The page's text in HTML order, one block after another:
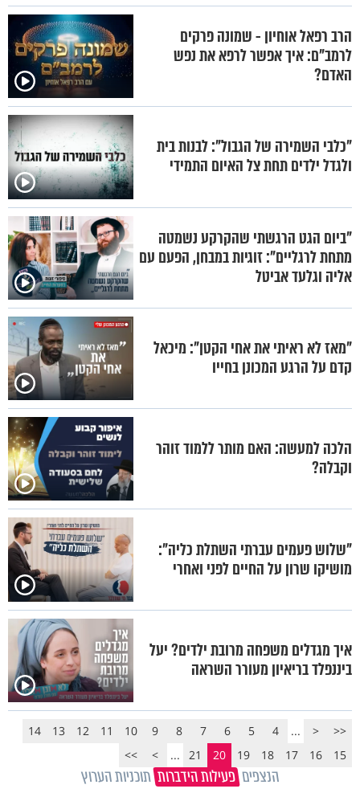
הרב רפאל אוחיון - שמונה פרקים
לרמב"ם: איך אפשר לרפא את נפש
האדם?
"כלבי השמירה של הגבול": לבנות בית
ולגדל ילדים תחת צל האיום התמידי
"ביום הגט הרגשתי שהקרקע נשמטה
מתחת לרגליים": זוגיות במבחן, הפעם עם
אליה וגלעד אביטל
"מאז לא ראיתי את אחי הקטן": מיכאל
קדם על הרגע המכונן בחייו
הלכה למעשה: האם מותר ללמוד זוהר
וקבלה?
"שלוש פעמים עברתי השתלת כליה":
מושיקו שרון על החיים לפני ואחרי
איך מגדלים משפחה מרובת ילדים? יעל
ביננפלד בריאיון מעורר השראה
<<
<
...
4
5
6
7
8
9
10
11
12
13
14
15
16
17
18
19
20
21
...
>
>>
הנצפים פעילות הידברות תוכניות הערוץ